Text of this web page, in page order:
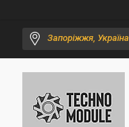
Запоріжжя, Україна